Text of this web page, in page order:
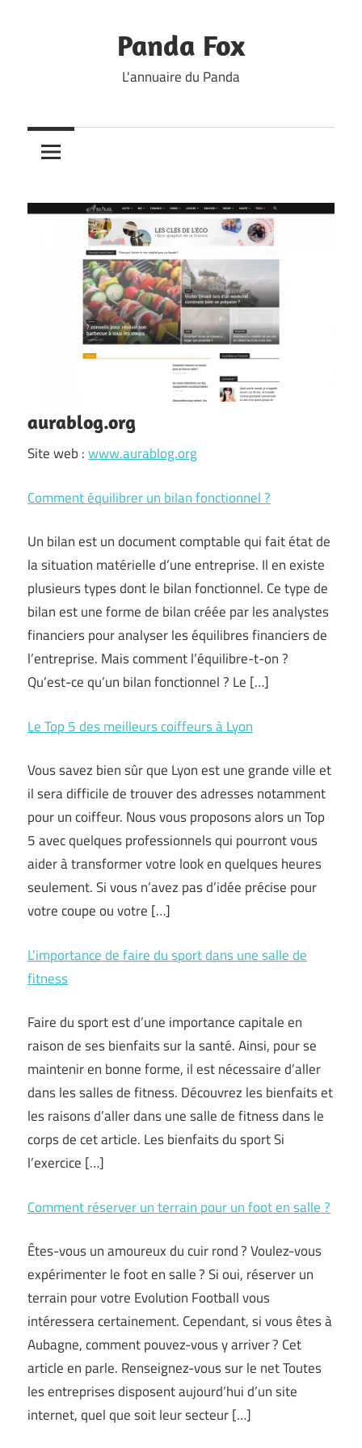
Panda Fox
L'annuaire du Panda
aurablog.org
Site web :www.aurablog.org
Comment équilibrer un bilan fonctionnel ?
Un bilan est un document comptable qui fait état de
la situation matérielle d’une entreprise. Il en existe
plusieurs types dont le bilan fonctionnel. Ce type de
bilan est une forme de bilan créée par les analystes
financiers pour analyser les équilibres financiers de
l’entreprise. Mais comment l’équilibre-t-on ?
Qu’est-ce qu’un bilan fonctionnel ? Le […]
Le Top 5 des meilleurs coiffeurs à Lyon
Vous savez bien sûr que Lyon est une grande ville et
il sera difficile de trouver des adresses notamment
pour un coiffeur. Nous vous proposons alors un Top
5 avec quelques professionnels qui pourront vous
aider à transformer votre look en quelques heures
seulement. Si vous n’avez pas d’idée précise pour
votre coupe ou votre […]
L’importance de faire du sport dans une salle de
fitness
Faire du sport est d’une importance capitale en
raison de ses bienfaits sur la santé. Ainsi, pour se
maintenir en bonne forme, il est nécessaire d’aller
dans les salles de fitness. Découvrez les bienfaits et
les raisons d’aller dans une salle de fitness dans le
corps de cet article. Les bienfaits du sport Si
l’exercice […]
Comment réserver un terrain pour un foot en salle ?
Êtes-vous un amoureux du cuir rond ? Voulez-vous
expérimenter le foot en salle ? Si oui, réserver un
terrain pour votre Evolution Football vous
intéressera certainement. Cependant, si vous êtes à
Aubagne, comment pouvez-vous y arriver ? Cet
article en parle. Renseignez-vous sur le net Toutes
les entreprises disposent aujourd’hui d’un site
internet, quel que soit leur secteur […]